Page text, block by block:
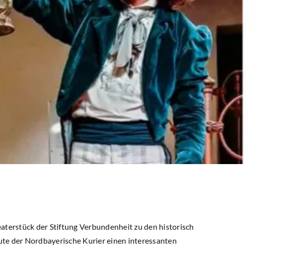
der Stiftung Verbundenheit zu den historisch
der Nordbayerische Kurier einen interessanten